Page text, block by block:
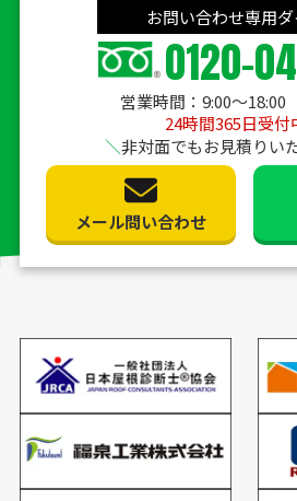
お問い合わせ専用
0120-
営業時間：9:00〜
24時間365日受付
非対面でもお見積りい
メール問い合わせ